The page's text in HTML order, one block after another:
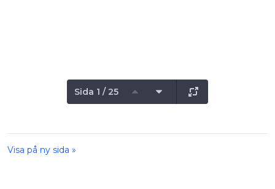
Sida 1 / 25
Visa på ny sida »